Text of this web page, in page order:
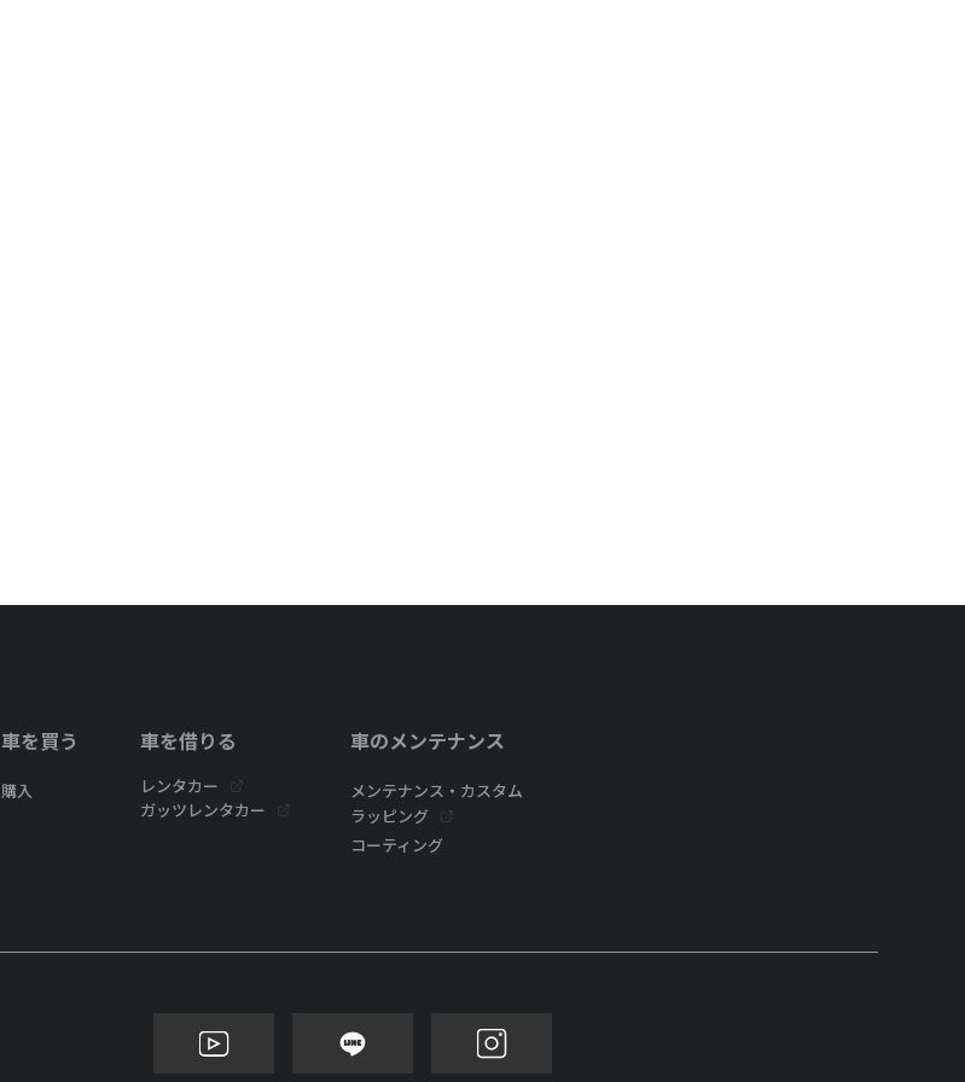
車を買う
購入
車を借りる
レンタカー
ガッツレンタカー
車のメンテナンス
メンテナンス・カスタム
ラッピング
コーティング